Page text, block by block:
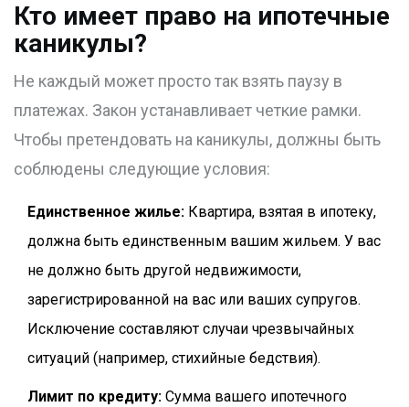
Кто имеет право на ипотечные
каникулы?
Не каждый может просто так взять паузу в
платежах. Закон устанавливает четкие рамки.
Чтобы претендовать на каникулы, должны быть
соблюдены следующие условия:
Единственное жилье: Квартира, взятая в ипотеку,
должна быть единственным вашим жильем. У вас
не должно быть другой недвижимости,
зарегистрированной на вас или ваших супругов.
Исключение составляют случаи чрезвычайных
ситуаций (например, стихийные бедствия).
Лимит по кредиту: Сумма вашего ипотечного